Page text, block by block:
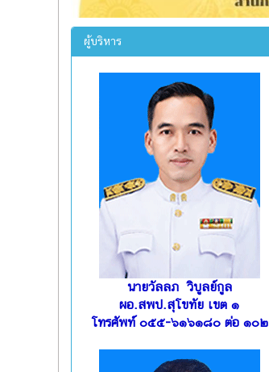
ผู้บริหาร
นายวัลลภ วิบูลย์กูล
ผอ.สพป.สุโขทัย เขต ๑
โทรศัพท์ ๐๕๕-๖๑๖๑๘๐ ต่อ ๑๐๒